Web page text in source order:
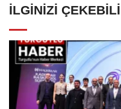
İLGINIZI